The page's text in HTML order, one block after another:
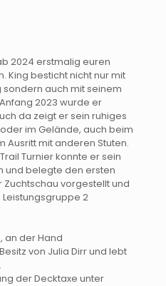
2024 erstmalig euren
King besticht nicht nur mit
auch mit seinem
2023 wurde er
da zeigt er sein ruhiges
im Gelände, auch beim
mit anderen Stuten.
Turnier konnte er sein
und belegte den ersten
Zuchtschau vorgestellt und
2
an der Hand
von Julia Dirr und lebt
der Decktaxe unter